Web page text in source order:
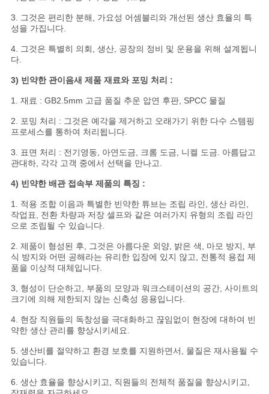
3. 그것은 편리한 분해, 가요성 어셈블리와 개선된 생산 효율의 특
성을 가집니다.
4. 그것은 특별히 의회, 생산, 공장의 정비 및 운용을 위해 설계됩니
다.
3) 빈약한 관이음새 제품 재료와 포밍 처리 :
1. 재료 : GB2.5mm 고급 품질 추운 압연 후판, SPCC 물질
2. 포밍 처리 : 그것은 예각을 제거하고 오래가기 위한 다수 스템핑
프로세스를 통하여 처리됩니다.
3. 표면 처리 : 전기영동, 아연도금, 크롬 도금, 니켈 도금. 아름답고
관대하, 각각 고객 중에서 선택을 만나고.
4) 빈약한 배관 접속부 제품의 특징 :
1. 적용 조합 이음과 특별한 빈약한 튜브는 조립 라인, 생산 라인,
작업표, 전환 차량과 저장 셀프와 같은 여러가지 유형의 조립 라인
으로 조립될 수 있습니다.
2. 제품이 형성된 후, 그것은 아름다운 외양, 밝은 색, 마모 방지, 부
식 방지와 어떤 공해라는 유리한 입장에 있지 않고, 전통적 용접 제
품을 이상적 대체입니다.
3, 형성이 단순하고, 부품의 모양과 워크스테이션의 공간, 사이트의
크기에 의해 제한되지 않는 신축성 응용입니다.
4. 현장 직원들의 독창성을 극대화하고 끊임없이 현장에 대하여 빈
약한 생산 관리를 향상시키세요.
5. 생산비를 절약하고 환경 보호를 지원하면서, 물질은 재사용될 수
있습니다.
6. 생산 효율을 향상시키고, 직원들의 전체적 품질을 향상시키고,